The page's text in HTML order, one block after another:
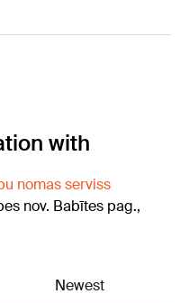
with
nomas serviss
nov. Babītes pag.,
Newest